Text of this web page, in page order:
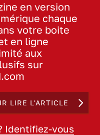
en version
chaque
votre boite
en ligne
aux
sur
LIRE L'ARTICLE
Identifiez-vous